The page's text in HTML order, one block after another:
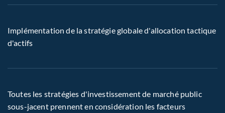
Implémentation de la stratégie globale d'allocation tactique
d'actifs
Toutes les stratégies d'investissement de marché public
sous-jacent prennent en considération les facteurs